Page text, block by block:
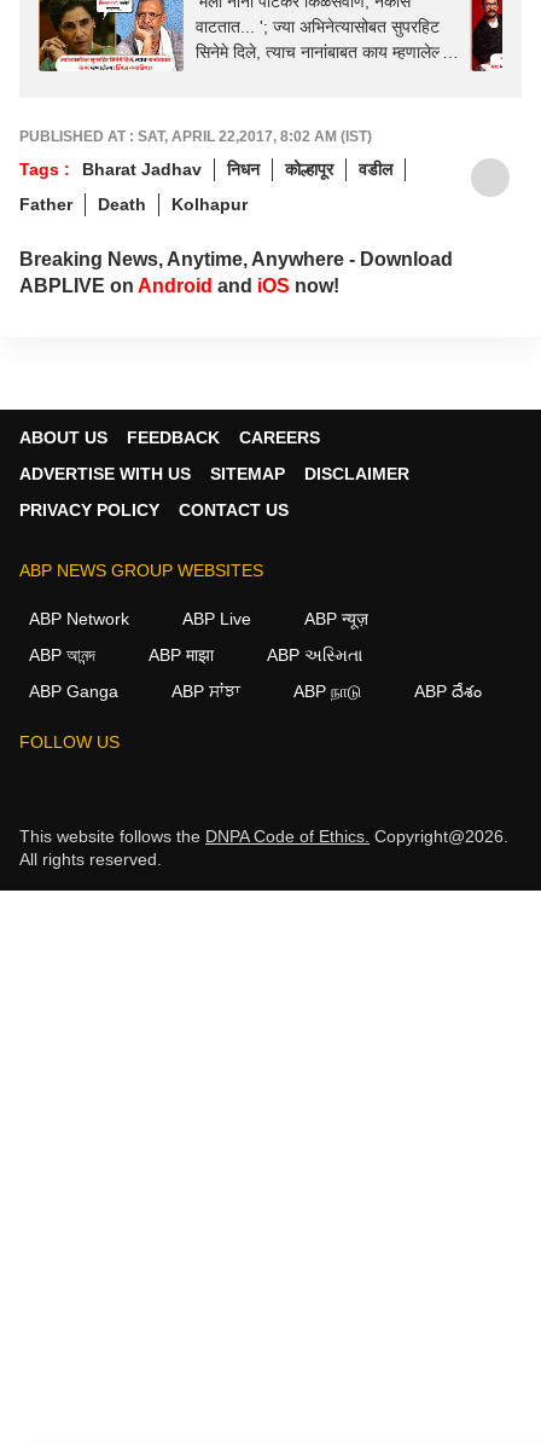
वाटतात... '; ज्या अभिनेत्यासोबत सुपरहिट
सिनेमे दिले, त्याच नानांबाबत काय म्हणालेल्या
PUBLISHED AT : SAT, APRIL 22,2017, 8:02 AM (IST)
Tags : Bharat Jadhav निधन कोल्हापूर
वडील
Father
Death Kolhapur
Breaking News, Anytime, Anywhere - Download
ABPLIVE on Android and iOS now!
ABOUT US FEEDBACK
CAREERS
ADVERTISE WITH US
SITEMAP
DISCLAIMER
PRIVACY POLICY
CONTACT US
ABP NEWS GROUP WEBSITES
ABP Network ABP Live
ABP न्यूज़
ABP আনন্দ
ABP माझा
ABP અસ્મિતા
ABP Ganga
ABP ਸਾਂਝਾ ABP நாடு ABP దేశం
FOLLOW US
This website follows the DNPA Code of Ethics. Copyright@2026.
All rights reserved.